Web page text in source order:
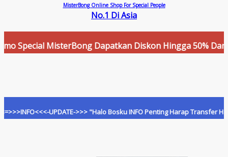
MisterBong Online Shop For Special People
No.1 Di Asia
MisterBong Dapatkan Diskon Hingga 50% Dan
UPDATE->>> "Halo Bosku INFO Penting Harap Transfer